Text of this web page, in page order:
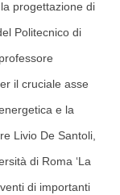
progettazione di
Politecnico di
il cruciale asse
e la
Livio De Santoli,
di Roma ‘La
di importanti